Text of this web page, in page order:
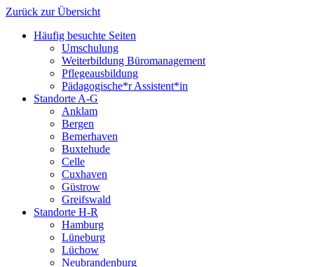
Zurück zur Übersicht
Häufig besuchte Seiten
Umschulung
Weiterbildung Büromanagement
Pflegeausbildung
Pädagogische*r Assistent*in
Standorte A-G
Anklam
Bergen
Bemerhaven
Buxtehude
Celle
Cuxhaven
Güstrow
Greifswald
Standorte H-R
Hamburg
Lüneburg
Lüchow
Neubrandenburg